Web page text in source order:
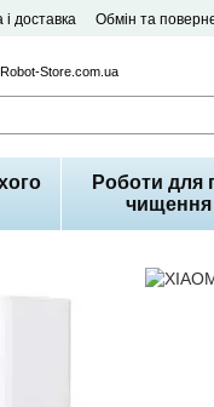
доставка Обмін та
Robot-Store.com.ua
Роботи для
чищення